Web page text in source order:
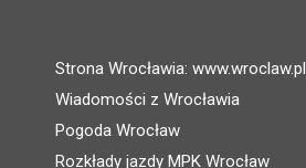
Strona Wrocławia: www.wroclaw.pl
Wiadomości z Wrocławia
Pogoda Wrocław
Rozkłady jazdy MPK Wrocław